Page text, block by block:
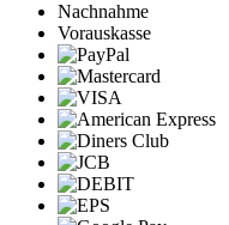
Nachnahme
Vorauskasse